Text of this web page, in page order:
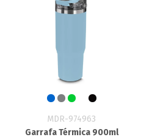
MDR-974963
Garrafa Térmica 900ml